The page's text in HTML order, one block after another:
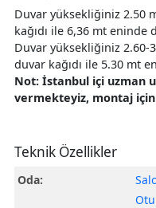
Duvar yüksekliğiniz 2.50
kağıdı ile 6,36 mt
Duvar yüksekliğiniz 2.60-
duvar kağıdı ile 5.30 mt
Not: İstanbul içi uzman
vermekteyiz, montaj
Teknik Özellikler
Oda: